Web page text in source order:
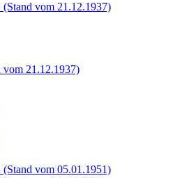
vom 21.12.1937)
vom 21.12.1937)
vom 05.01.1951)